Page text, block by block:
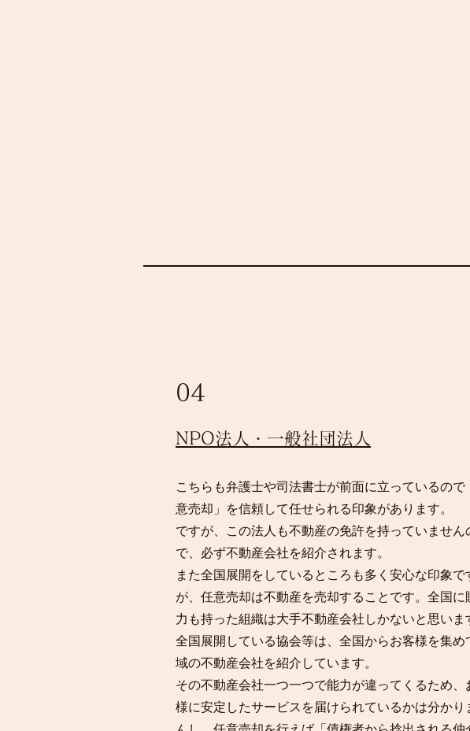
04
NPO法人・一般社団法人
こちらも弁護士や司法書士が前面に立っているので
意売却」を信頼して任せられる印象があります。
ですが、この法人も不動産の免許を持っていません
で、必ず不動産会社を紹介されます。
また全国展開をしているところも多く安心な印象で
が、任意売却は不動産を売却することです。全国に
力も持った組織は大手不動産会社しかないと思いま
全国展開している協会等は、全国からお客様を集め
域の不動産会社を紹介しています。
その不動産会社一つ一つで能力が違ってくるため、
様に安定したサービスを届けられているかは分かり